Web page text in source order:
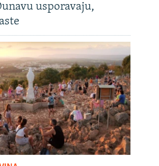
usporavaju,